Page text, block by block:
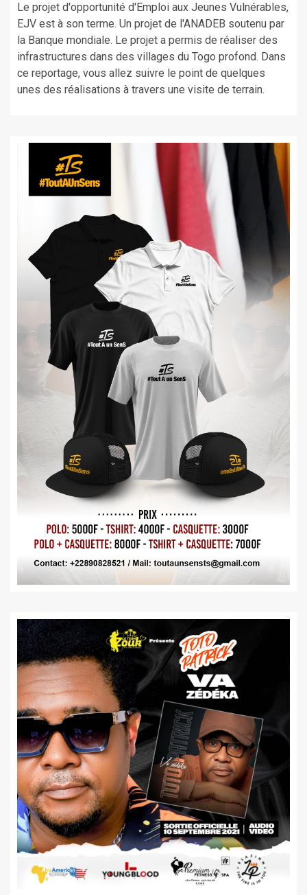
Le projet d'opportunité d'Emploi aux Jeunes Vulnérables,
EJV est à son terme. Un projet de l'ANADEB soutenu par
la Banque mondiale. Le projet a permis de réaliser des
infrastructures dans des villages du Togo profond. Dans
ce reportage, vous allez suivre le point de quelques
unes des réalisations à travers une visite de terrain.